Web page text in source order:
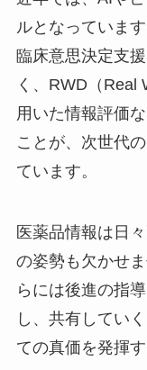
ルとなっていま
臨床意思決定支
く、RWD（Real
用いた情報評価
ことが、次世代
ています。
医薬品情報は日
の姿勢も欠かせ
らには後進の指
し、共有してい
ての真価を発揮